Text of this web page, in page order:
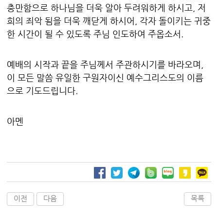
충만함으로 하나님을 더욱 알아 두려워하게 하시고, 저
희의 죄악 됨을 더욱 깨닫게 하시어, 각자 돌이키는 귀중
한 시간이 될 수 있도록 주님 인도하여 주옵소서.
예배의 시작과 끝을 주님께서 주관하시기를 바라오며,
이 모든 말씀 유일한 구원자이신 예수그리스도의 이름
으로 기도드립니다.
아멘
이전 다음 목록